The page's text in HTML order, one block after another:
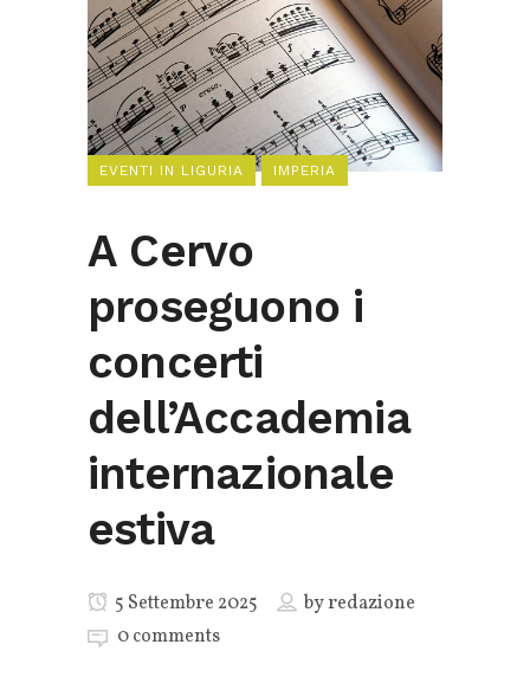
EVENTI IN LIGURIA IMPERIA
A Cervo
proseguono i
concerti
dell’Accademia
internazionale
estiva
5 Settembre 2025 byredazione
0 comments